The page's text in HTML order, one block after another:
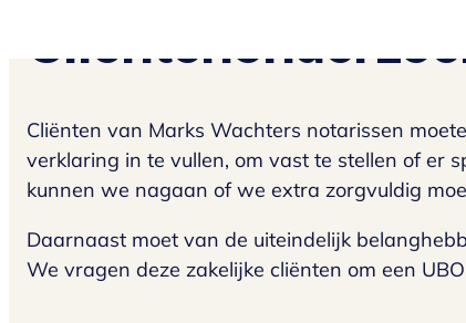
Cliënten van Marks Wachters notarissen
verklaring in te vullen, om vast te stellen of er
kunnen we nagaan of we extra zorgvuldig
Daarnaast moet van de uiteindelijk
We vragen deze zakelijke cliënten om een